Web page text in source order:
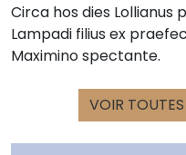
Circa hos dies Lollianus
Lampadi filius ex
Maximino spectante.
VOIR